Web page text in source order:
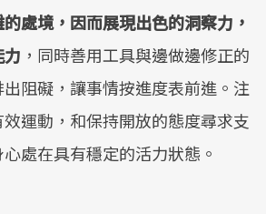
處境，因而展現出色的洞察力，
，同時善用工具與邊做邊修正的
阻礙，讓事情按進度表前進。注
運動，和保持開放的態度尋求支
處在具有穩定的活力狀態。